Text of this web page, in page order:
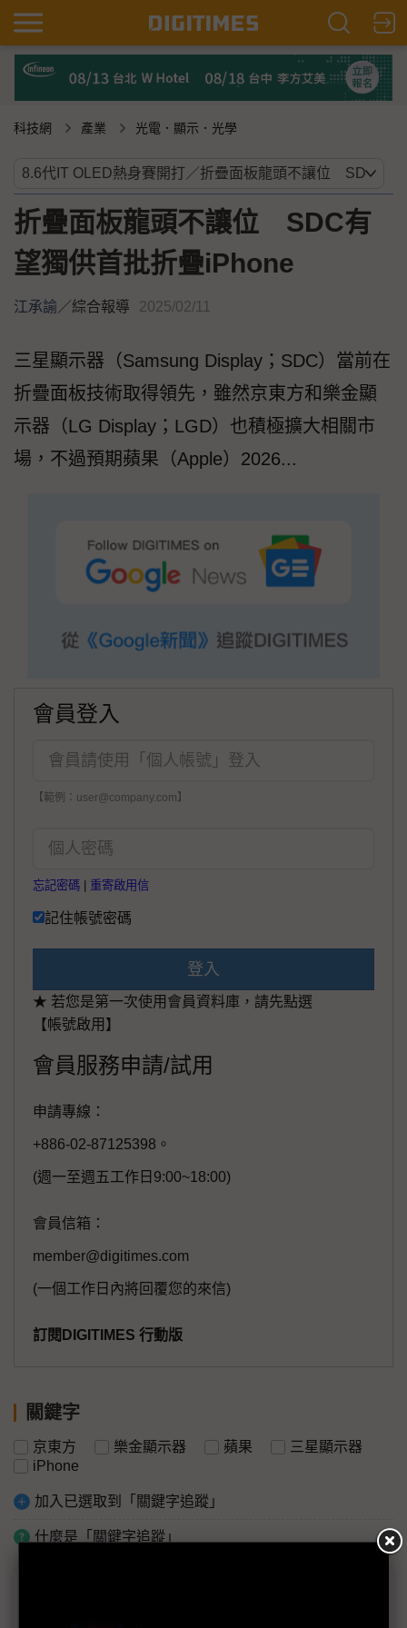
科技網 產業 光電．顯示．光學
折疊面板龍頭不讓位 SDC有
望獨供首批折疊iPhone
江承諭／綜合報導 2025/02/11
三星顯示器（Samsung Display；SDC）當前在
折疊面板技術取得領先，雖然京東方和樂金顯
示器（LG Display；LGD）也積極擴大相關市
場，不過預期蘋果（Apple）2026...
會員登入
【範例：user@company.com】
忘記密碼 重寄啟用信
記住帳號密碼
登入
★ 若您是第一次使用會員資料庫，請先點選
【帳號啟用】
會員服務申請/試用
申請專線：
+886-02-87125398。
(週一至週五工作日9:00~18:00)
會員信箱：
member@digitimes.com
(一個工作日內將回覆您的來信)
訂閱DIGITIMES 行動版
關鍵字
京東方 樂金顯示器 蘋果
三星顯示器
iPhone
加入已選取到「關鍵字追蹤」
什麼是「關鍵字追蹤」